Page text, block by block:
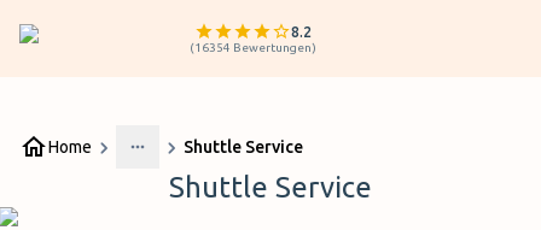
8.2
(16354 Bewertungen)
Home
More
Shuttle Service
Shuttle Service